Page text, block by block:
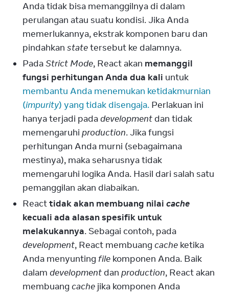
Anda tidak bisa memanggilnya di dalam
perulangan atau suatu kondisi. Jika Anda
memerlukannya, ekstrak komponen baru dan
pindahkan statetersebut ke dalamnya.
PadaStrict Mode, React akan memanggil
fungsi perhitungan Anda dua kali untuk
membantu Anda menemukan ketidakmurnian
(impurity) yang tidak disengaja. Perlakuan ini
hanya terjadi padadevelopment dan tidak
memengaruhi production. Jika fungsi
perhitungan Anda murni (sebagaimana
mestinya), maka seharusnya tidak
memengaruhi logika Anda. Hasil dari salah satu
pemanggilan akan diabaikan.
Reacttidak akan membuang nilai cache
kecuali ada alasan spesifik untuk
melakukannya. Sebagai contoh, pada
development, React membuang cache ketika
Anda menyunting file komponen Anda. Baik
dalam development dan production, React akan
membuang cache jika komponen Anda